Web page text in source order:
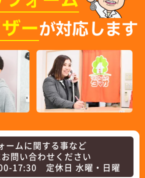
ーが対応します
ームに関する事など
問い合わせください
17:30 定休日 水曜・日曜